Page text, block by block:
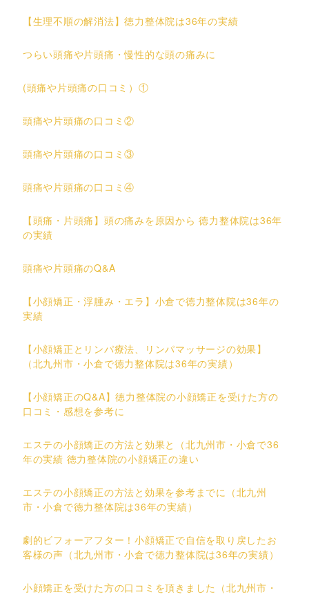
【生理不順の解消法】徳力整体院は36年の実績
つらい頭痛や片頭痛・慢性的な頭の痛みに
(頭痛や片頭痛の口コミ）①
頭痛や片頭痛の口コミ②
頭痛や片頭痛の口コミ③
頭痛や片頭痛の口コミ④
【頭痛・片頭痛】頭の痛みを原因から 徳力整体院は36年
の実績
頭痛や片頭痛のQ&A
【小顔矯正・浮腫み・エラ】小倉で徳力整体院は36年の
実績
【小顔矯正とリンパ療法、リンパマッサージの効果】
（北九州市・小倉で徳力整体院は36年の実績）
【小顔矯正のQ&A】徳力整体院の小顔矯正を受けた方の
口コミ・感想を参考に
エステの小顔矯正の方法と効果と（北九州市・小倉で36
年の実績 徳力整体院の小顔矯正の違い
エステの小顔矯正の方法と効果を参考までに（北九州
市・小倉で徳力整体院は36年の実績）
劇的ビフォーアフター！小顔矯正で自信を取り戻したお
客様の声（北九州市・小倉で徳力整体院は36年の実績）
小顔矯正を受けた方の口コミを頂きました（北九州市・